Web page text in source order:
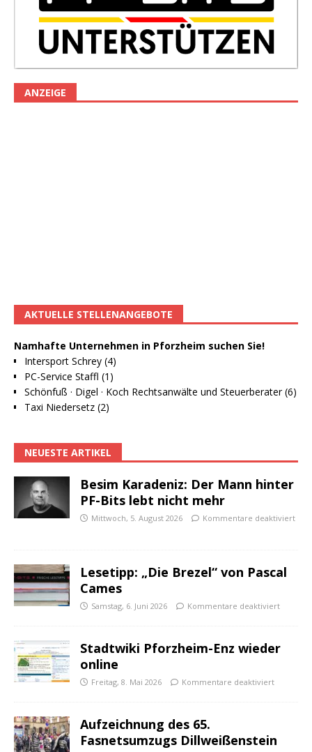
ANZEIGE
AKTUELLE STELLENANGEBOTE
Namhafte Unternehmen in Pforzheim suchen Sie!
Intersport Schrey (4)
PC-Service Staffl (1)
Schönfuß · Digel · Koch Rechtsanwälte und Steuerberater (6)
Taxi Niedersetz (2)
NEUESTE ARTIKEL
Besim Karadeniz: Der Mann hinter
PF-Bits lebt nicht mehr
Mittwoch, 5. August 2026 Kommentare deaktiviert
Lesetipp: „Die Brezel“ von Pascal
Cames
Samstag, 6. Juni 2026 Kommentare deaktiviert
Stadtwiki Pforzheim-Enz wieder
online
Freitag, 8. Mai 2026 Kommentare deaktiviert
Aufzeichnung des 65.
Fasnetsumzugs Dillweißenstein